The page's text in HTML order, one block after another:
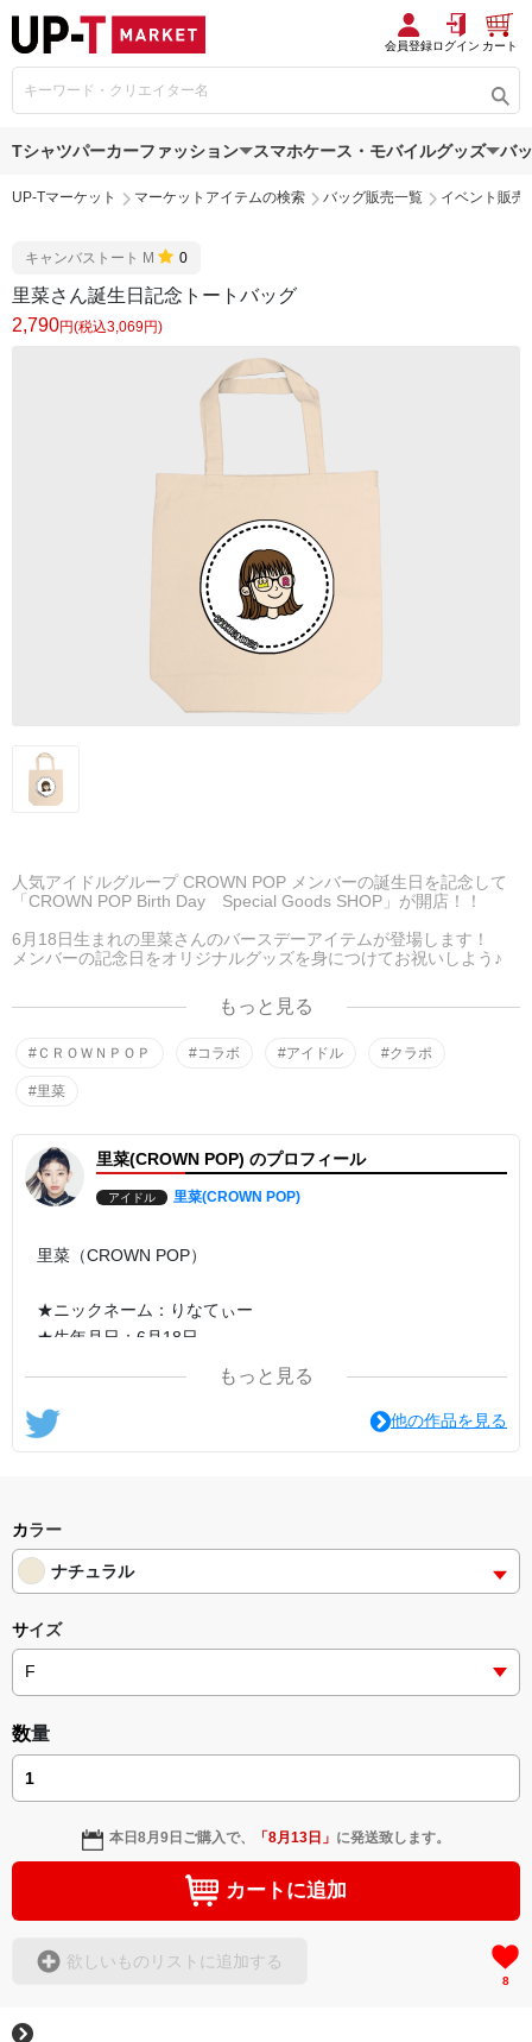
会員登録ログイン カート
Tシャツパーカーファッション スマホケース・モバイルグッズ バ
UP-Tマーケット マーケットアイテムの検索 バッグ販売一覧 イベント販売
キャンバストート M 0
里菜さん誕生日記念トートバッグ
2,790円(税込3,069円)
人気アイドルグループ CROWN POP メンバーの誕生日を記念して
「CROWN POP Birth Day Special Goods SHOP」が開店！！
6月18日生まれの里菜さんのバースデーアイテムが登場します！
メンバーの記念日をオリジナルグッズを身につけてお祝いしよう♪
もっと見る
#ＣＲＯＷＮＰＯＰ #コラボ #アイドル #クラポ
#里菜
里菜(CROWN POP) のプロフィール
アイドル 里菜(CROWN POP)
里菜（CROWN POP）
★ニックネーム：りなてぃー
★生年月日：6月18日
★特技：ダンス、卓球、すぐに眠れること
もっと見る
他の作品を見る
カラー
ナチュラル
サイズ
数量
本日8月9日 ご購入で、 「8月13日 」 に発送致します。
カートに追加
欲しいものリストに追加する
8